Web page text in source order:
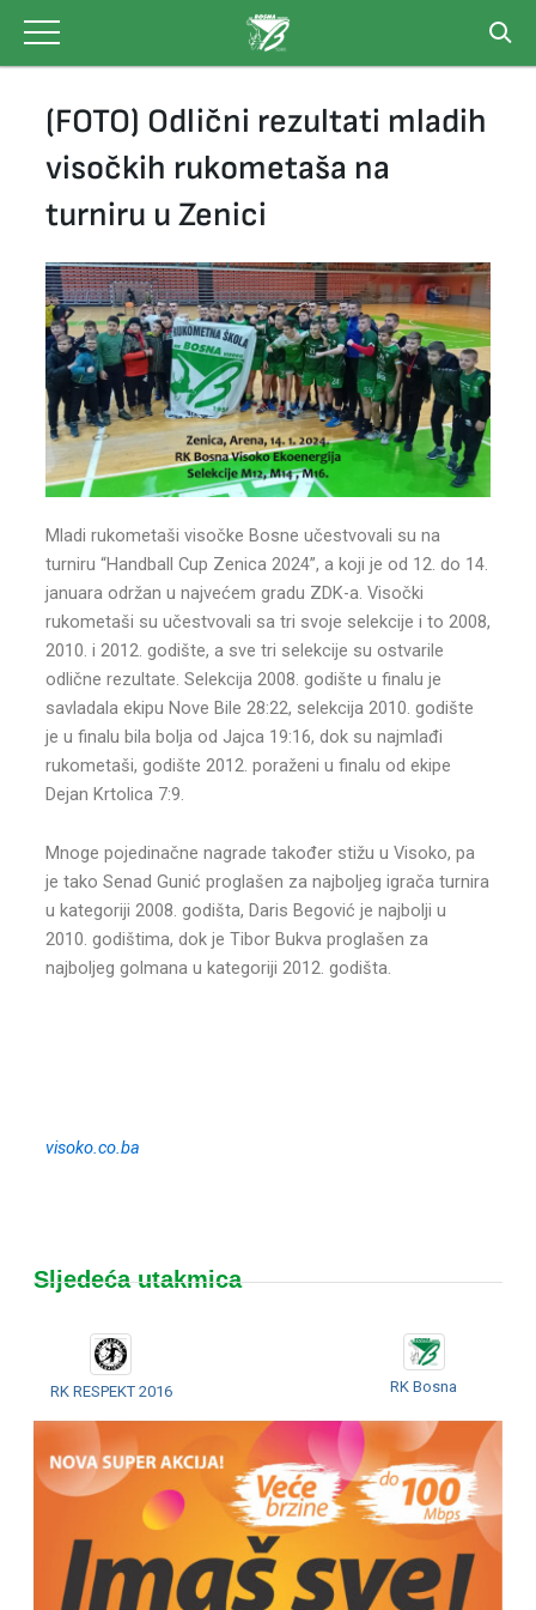
content
(FOTO) Odlični rezultati mladih
visočkih rukometaša na
turniru u Zenici
Mladi rukometaši visočke Bosne učestvovali su na
turniru “Handball Cup Zenica 2024”, a koji je od 12. do 14.
januara održan u najvećem gradu ZDK-a. Visočki
rukometaši su učestvovali sa tri svoje selekcije i to 2008,
2010. i 2012. godište, a sve tri selekcije su ostvarile
odlične rezultate. Selekcija 2008. godište u finalu je
savladala ekipu Nove Bile 28:22, selekcija 2010. godište
je u finalu bila bolja od Jajca 19:16, dok su najmlađi
rukometaši, godište 2012. poraženi u finalu od ekipe
Dejan Krtolica 7:9.
Mnoge pojedinačne nagrade također stižu u Visoko, pa
je tako Senad Gunić proglašen za najboljeg igrača turnira
u kategoriji 2008. godišta, Daris Begović je najbolji u
2010. godištima, dok je Tibor Bukva proglašen za
najboljeg golmana u kategoriji 2012. godišta.
visoko.co.ba
Sljedeća utakmica
RK RESPEKT 2016 RK Bosna